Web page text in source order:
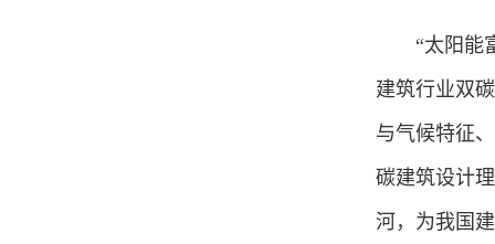
“太阳能
建筑行业双
与气候特征
碳建筑设计
河，为我国